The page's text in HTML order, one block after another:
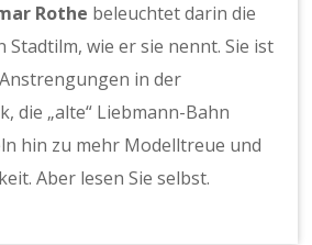
Rothe beleuchtet darin die
Stadtilm, wie er sie nennt. Sie ist
in der
die „alte“ Liebmann-Bahn
hin zu mehr Modelltreue und
Aber lesen Sie selbst.